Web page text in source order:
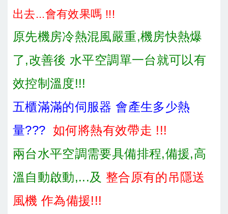
出去...會有效果嗎 !!!
原先機房冷熱混風嚴重,機房快熱爆
了,改善後 水平空調單一台就可以有
效控制溫度!!!
五櫃滿滿的伺服器 會產生多少熱
量???如何將熱有效帶走 !!!
兩台水平空調需要具備排程,備援,高
溫自動啟動,...及 整合原有的吊隱送
風機 作為備援!!!